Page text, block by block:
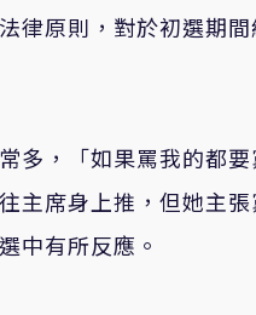
律原則，對於初選期
多，「如果罵我的都
主席身上推，但她主
中有所反應。